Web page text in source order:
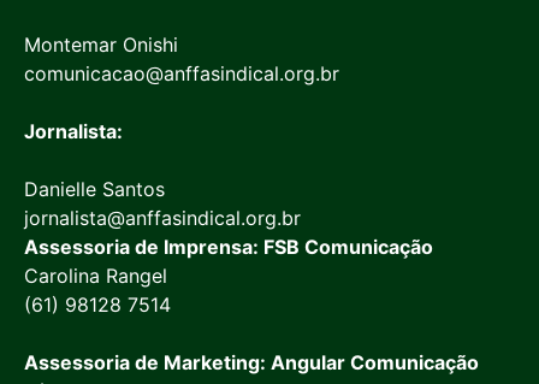
Montemar Onishi
comunicacao@anffasindical.org.br
Jornalista:
Danielle Santos
jornalista@anffasindical.org.br
Assessoria de Imprensa: FSB Comunicação
Carolina Rangel
(61) 98128 7514
Assessoria de Marketing: Angular Comunicação